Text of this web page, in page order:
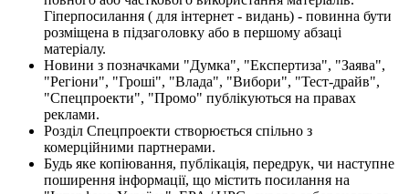
Гіперпосилання ( для інтернет - видань) - повинна бути
розміщена в підзаголовку або в першому абзаці
матеріалу.
Новини з позначками "Думка", "Експертиза", "Заява",
"Регіони", "Гроші", "Влада", "Вибори", "Тест-драйв",
"Спецпроекти", "Промо" публікуються на правах
реклами.
Розділ Спецпроекти створюється спільно з
комерційними партнерами.
Будь яке копіювання, публікація, передрук, чи наступне
поширення інформації, що містить посилання на